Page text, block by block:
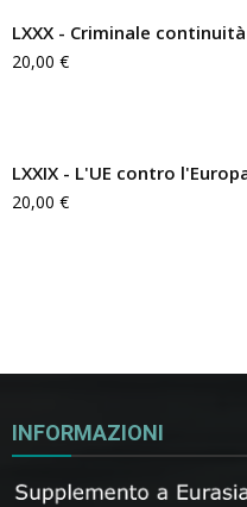
LXXX - Criminale
20,00 €
LXXIX - L'UE contro
20,00 €
INFORMAZIONI